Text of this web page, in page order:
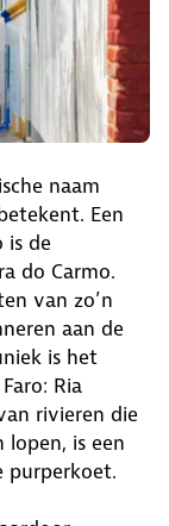
naam
Een
is de
do Carmo.
van zo’n
aan de
is het
Ria
rivieren die
lopen, is een
purperkoet.